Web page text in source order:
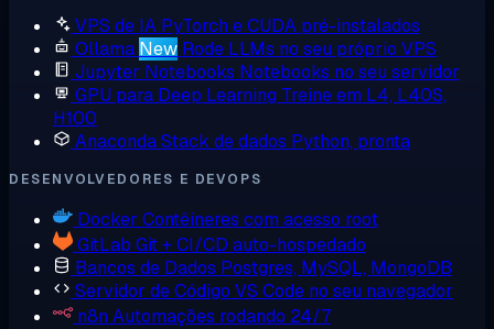
VPS de IA PyTorch e CUDA pré-instalados
Ollama New Rode LLMs no seu próprio VPS
Jupyter Notebooks Notebooks no seu servidor
GPU para Deep Learning Treine em L4, L40S,
H100
AnacondaStack de dados Python, pronta
DESENVOLVEDORES E DEVOPS
Docker Contêineres com acesso root
GitLab Git + CI/CD auto-hospedado
Bancos de Dados Postgres, MySQL, MongoDB
Servidor de Código VS Code no seu navegador
n8n Automações rodando 24/7